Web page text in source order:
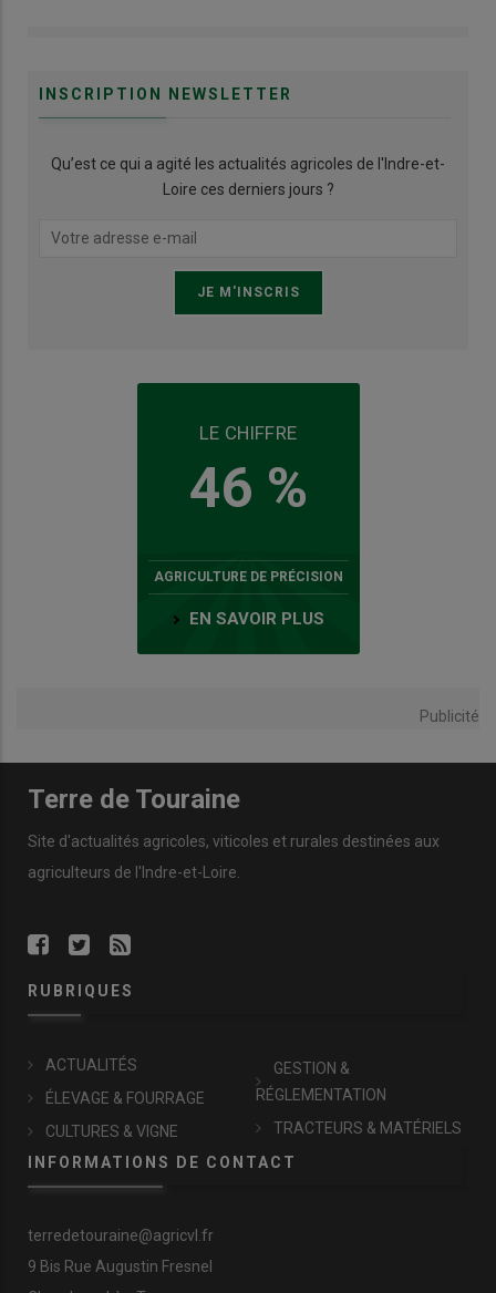
INSCRIPTION NEWSLETTER
Qu’est ce qui a agité les actualités agricoles de l'Indre-et-
Loire ces derniers jours ?
LE CHIFFRE
46 %
AGRICULTURE DE PRÉCISION
EN SAVOIR PLUS
Publicité
Terre de Touraine
Site d'actualités agricoles, viticoles et rurales destinées aux
agriculteurs de l'Indre-et-Loire.
RUBRIQUES
ACTUALITÉS
ÉLEVAGE & FOURRAGE
CULTURES & VIGNE
GESTION &
RÉGLEMENTATION
TRACTEURS & MATÉRIELS
INFORMATIONS DE CONTACT
terredetouraine@agricvl.fr
9 Bis Rue Augustin Fresnel